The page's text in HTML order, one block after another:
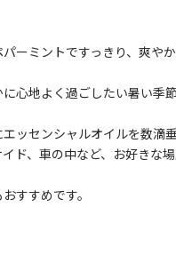
ーミントですっきり、爽や
心地よく過ごしたい暑い季
ッセンシャルオイルを数滴
ド、車の中など、お好きな
すすめです。